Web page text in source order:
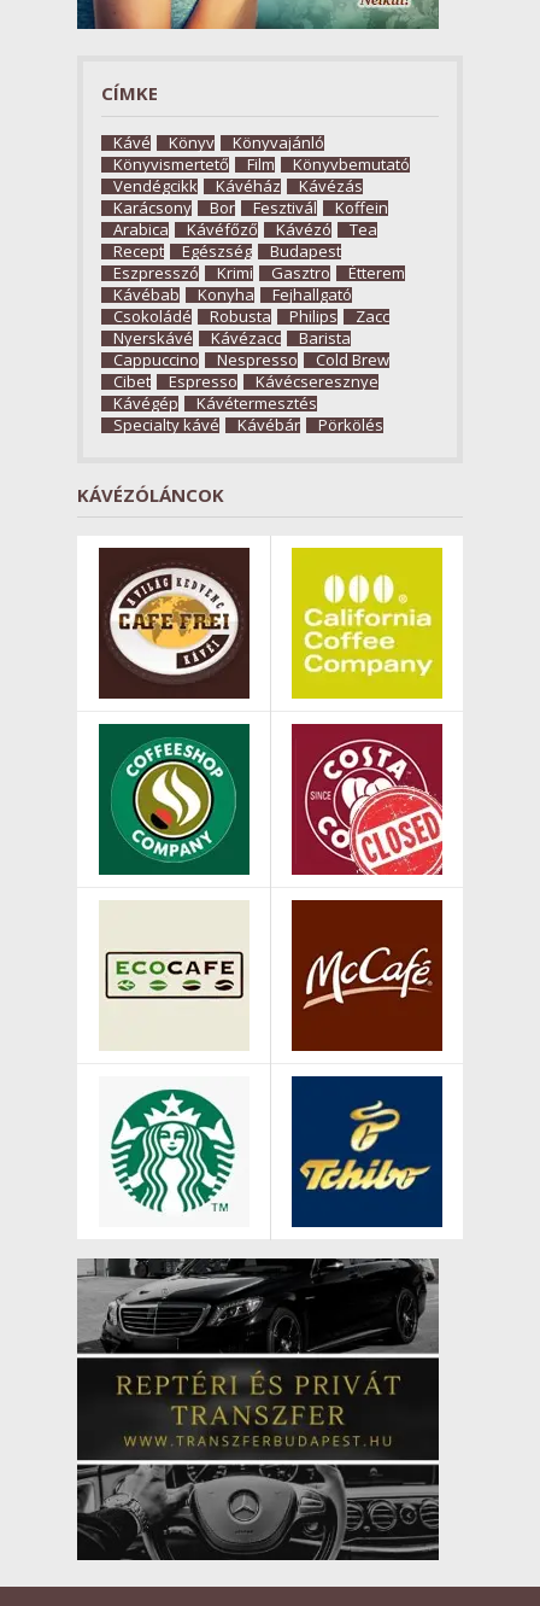
CÍMKE
Kávé Könyv
Könyvajánló
Könyvismertető
Film
Könyvbemutató
Vendégcikk
Kávéház
Kávézás
Karácsony
Bor Fesztivál
Koffein
Arabica
Kávéfőző Kávézó
Tea
Recept
Egészség
Budapest
Eszpresszó
Krimi Gasztro
Étterem
Kávébab
Konyha
Fejhallgató
Csokoládé
Robusta Philips
Zacc
Nyerskávé
Kávézacc
Barista
Cappuccino
Nespresso
Cold Brew
Cibet
Espresso
Kávécseresznye
Kávégép
Kávétermesztés
Specialty kávé
Kávébár Pörkölés
KÁVÉZÓLÁNCOK